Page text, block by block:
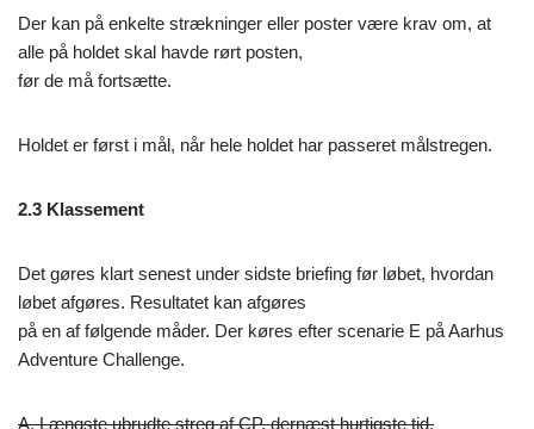
Der kan på enkelte strækninger eller poster være krav om, at
alle på holdet skal havde rørt posten,
før de må fortsætte.
Holdet er først i mål, når hele holdet har passeret målstregen.
2.3 Klassement
Det gøres klart senest under sidste briefing før løbet, hvordan
løbet afgøres. Resultatet kan afgøres
på en af følgende måder. Der køres efter scenarie E på Aarhus
Adventure Challenge.
A. Længste ubrudte streg af CP, dernæst hurtigste tid.